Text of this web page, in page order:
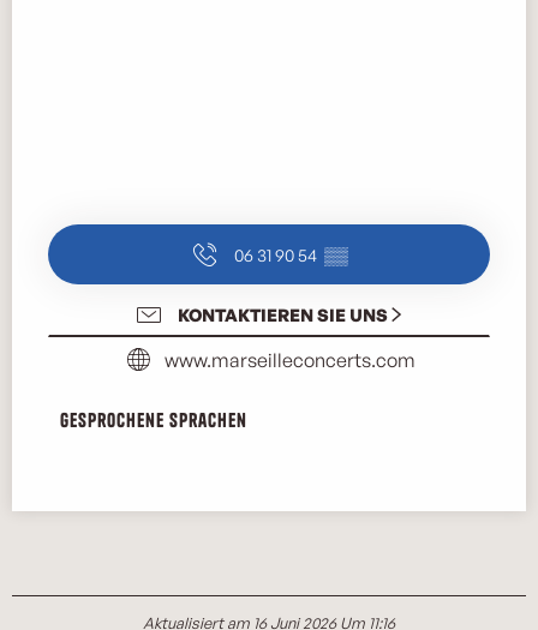
06 31 90 54 ▒▒
KONTAKTIEREN SIE UNS
www.marseilleconcerts.com
Gesprochene Sprachen
Gesprochene Sprachen
Aktualisiert am 16 Juni 2026 Um 11:16